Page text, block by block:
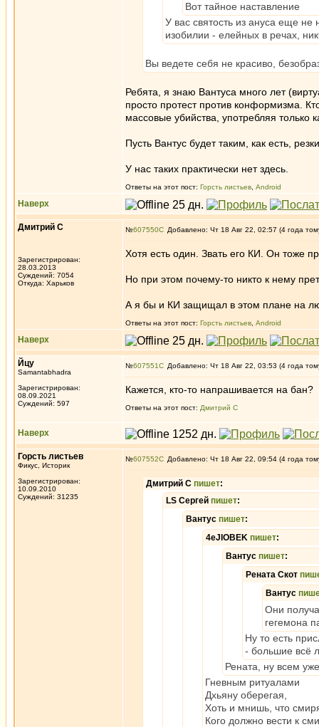
Вот тайное наставление
У вас святость из ануса еще не
изобилии - елейных в речах,
Вы ведете себя не красиво,
Ребята, я знаю Вантуса много лет
просто протест против конформизма.
массовые убийства, употребляя только
Пусть Вантус будет таким, как есть,
У нас таких практически нет здесь.
Ответы на этот пост: Горсть листьев Android
Наверх
Дмитрий С
Зарегистрирован:
28.03.2013
Суждений: 7054
Откуда: Харьков
№607550 Добавлено: Чт 18 Авг 22, 02:57 (4 года
Хотя есть один. Звать его КИ. Он тоже
Но при этом почему-то никто к нему
А я бы и КИ защищал в этом плане на
Ответы на этот пост: Горсть листьев Android
Наверх
Йцу
Samantabhadra
Зарегистрирован:
08.09.2021
Суждений: 597
№607551 Добавлено: Чт 18 Авг 22, 03:53 (4 года
Кажется, кто-то напрашивается на бан?
Ответы на этот пост: Дмитрий С
Наверх
Горсть листьев
Фикус, Историк
Зарегистрирован:
10.09.2010
Суждений: 31235
№607552 Добавлено: Чт 18 Авг 22, 09:54 (4 года
Дмитрий С пишет:
LS Сергей пишет:
Вантус пишет:
4eJIOBEK пишет:
Вантус пишет:
Рената Скот
Вантус
Они
гегемона
Ну то есть
- большие всё
Рената, ну всем
Гневным ритуалами
Дхьяну оберегая,
Хоть и мнишь, что
Кого должно вести к